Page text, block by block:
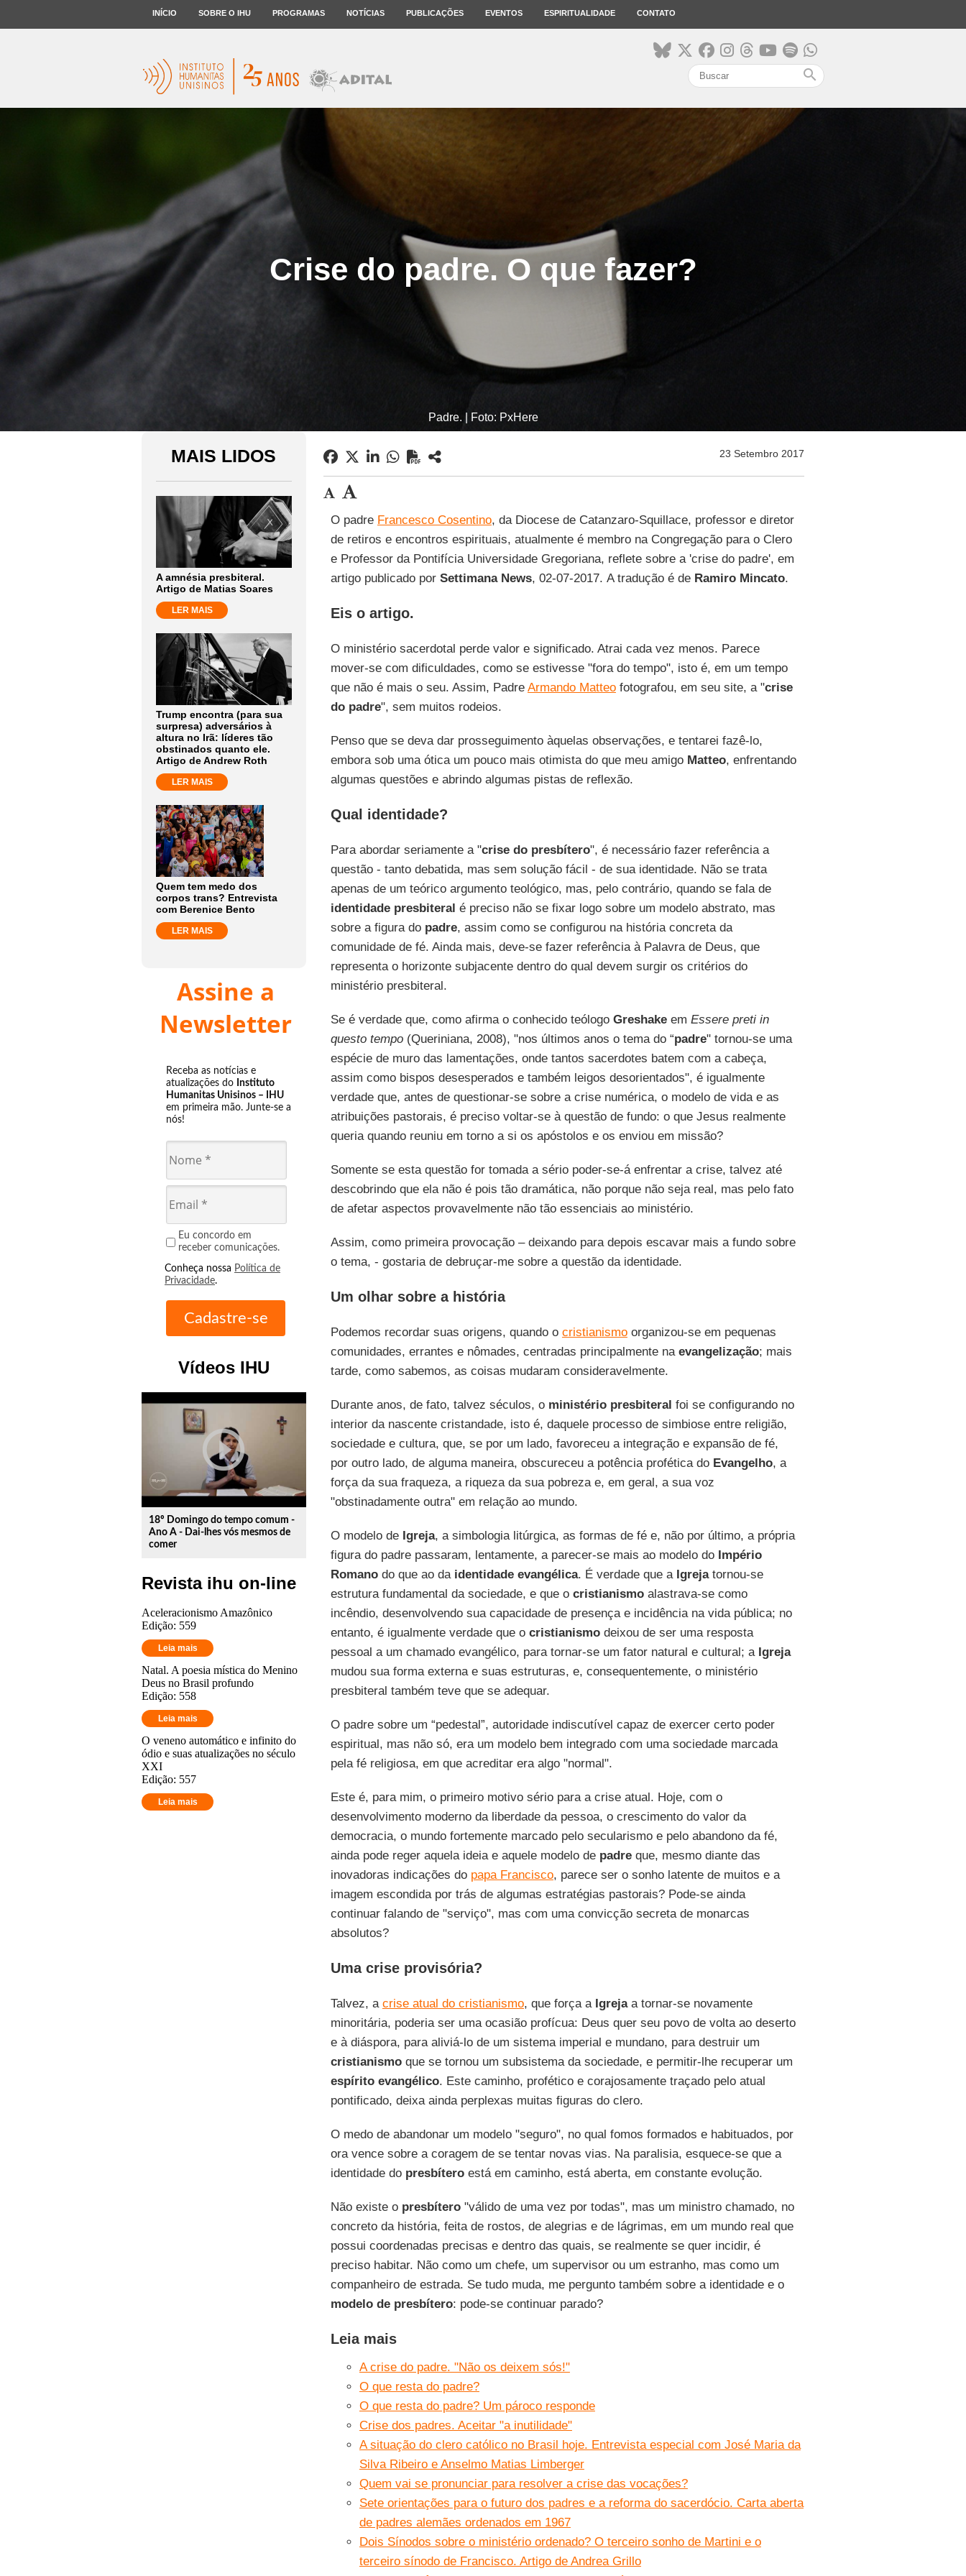
INÍCIO SOBRE O IHU PROGRAMAS NOTÍCIAS PUBLICAÇÕES EVENTOS ESPIRITUALIDADE CONTATO
search
Crise do padre. O que fazer?
Padre. | Foto: PxHere
MAIS LIDOS
A amnésia presbiteral.
Artigo de Matias Soares
LER MAIS
Trump encontra (para sua
surpresa) adversários à
altura no Irã: líderes tão
obstinados quanto ele.
Artigo de Andrew Roth
LER MAIS
Quem tem medo dos
corpos trans? Entrevista
com Berenice Bento
LER MAIS
Assine a
Newsletter
Receba as notícias e
atualizações do Instituto
Humanitas Unisinos – IHU
em primeira mão. Junte-se a
nós!
Eu concordo em
receber comunicações.
Conheça nossa Política de
Privacidade.
Vídeos IHU
play_circle_outline
18º Domingo do tempo comum -
Ano A - Dai-lhes vós mesmos de
comer
Revista ihu on-line
Aceleracionismo Amazônico
Edição: 559
Leia mais
Natal. A poesia mística do Menino
Deus no Brasil profundo
Edição: 558
Leia mais
O veneno automático e infinito do
ódio e suas atualizações no século
XXI
Edição: 557
Leia mais
23 Setembro 2017
O padre Francesco Cosentino, da Diocese de Catanzaro-Squillace, professor e diretor
de retiros e encontros espirituais, atualmente é membro na Congregação para o Clero
e Professor da Pontifícia Universidade Gregoriana, reflete sobre a 'crise do padre', em
artigo publicado por Settimana News, 02-07-2017. A tradução é de Ramiro Mincato.
Eis o artigo.
O ministério sacerdotal perde valor e significado. Atrai cada vez menos. Parece
mover-se com dificuldades, como se estivesse "fora do tempo", isto é, em um tempo
que não é mais o seu. Assim, Padre Armando Matteofotografou, em seu site, a "crise
do padre", sem muitos rodeios.
Penso que se deva dar prosseguimento àquelas observações, e tentarei fazê-lo,
embora sob uma ótica um pouco mais otimista do que meu amigo Matteo, enfrentando
algumas questões e abrindo algumas pistas de reflexão.
Qual identidade?
Para abordar seriamente a "crise do presbítero", é necessário fazer referência a
questão - tanto debatida, mas sem solução fácil - de sua identidade. Não se trata
apenas de um teórico argumento teológico, mas, pelo contrário, quando se fala de
identidade presbiteral é preciso não se fixar logo sobre um modelo abstrato, mas
sobre a figura do padre, assim como se configurou na história concreta da
comunidade de fé. Ainda mais, deve-se fazer referência à Palavra de Deus, que
representa o horizonte subjacente dentro do qual devem surgir os critérios do
ministério presbiteral.
Se é verdade que, como afirma o conhecido teólogo Greshakeem Essere preti in
questo tempo(Queriniana, 2008), "nos últimos anos o tema do “padre" tornou-se uma
espécie de muro das lamentações, onde tantos sacerdotes batem com a cabeça,
assim como bispos desesperados e também leigos desorientados", é igualmente
verdade que, antes de questionar-se sobre a crise numérica, o modelo de vida e as
atribuições pastorais, é preciso voltar-se à questão de fundo: o que Jesus realmente
queria quando reuniu em torno a si os apóstolos e os enviou em missão?
Somente se esta questão for tomada a sério poder-se-á enfrentar a crise, talvez até
descobrindo que ela não é pois tão dramática, não porque não seja real, mas pelo fato
de afetar aspectos provavelmente não tão essenciais ao ministério.
Assim, como primeira provocação – deixando para depois escavar mais a fundo sobre
o tema, - gostaria de debruçar-me sobre a questão da identidade.
Um olhar sobre a história
Podemos recordar suas origens, quando o cristianismoorganizou-se em pequenas
comunidades, errantes e nômades, centradas principalmente na evangelização; mais
tarde, como sabemos, as coisas mudaram consideravelmente.
Durante anos, de fato, talvez séculos, o ministério presbiteral foi se configurando no
interior da nascente cristandade, isto é, daquele processo de simbiose entre religião,
sociedade e cultura, que, se por um lado, favoreceu a integração e expansão de fé,
por outro lado, de alguma maneira, obscureceu a potência profética do Evangelho, a
força da sua fraqueza, a riqueza da sua pobreza e, em geral, a sua voz
"obstinadamente outra" em relação ao mundo.
O modelo de Igreja, a simbologia litúrgica, as formas de fé e, não por último, a própria
figura do padre passaram, lentamente, a parecer-se mais ao modelo do Império
Romanodo que ao da identidade evangélica. É verdade que a Igrejatornou-se
estrutura fundamental da sociedade, e que o cristianismoalastrava-se como
incêndio, desenvolvendo sua capacidade de presença e incidência na vida pública; no
entanto, é igualmente verdade que o cristianismodeixou de ser uma resposta
pessoal a um chamado evangélico, para tornar-se um fator natural e cultural; a Igreja
mudou sua forma externa e suas estruturas, e, consequentemente, o ministério
presbiteral também teve que se adequar.
O padre sobre um “pedestal”, autoridade indiscutível capaz de exercer certo poder
espiritual, mas não só, era um modelo bem integrado com uma sociedade marcada
pela fé religiosa, em que acreditar era algo "normal".
Este é, para mim, o primeiro motivo sério para a crise atual. Hoje, com o
desenvolvimento moderno da liberdade da pessoa, o crescimento do valor da
democracia, o mundo fortemente marcado pelo secularismo e pelo abandono da fé,
ainda pode reger aquela ideia e aquele modelo de padreque, mesmo diante das
inovadoras indicações do papa Francisco, parece ser o sonho latente de muitos e a
imagem escondida por trás de algumas estratégias pastorais? Pode-se ainda
continuar falando de "serviço", mas com uma convicção secreta de monarcas
absolutos?
Uma crise provisória?
Talvez, a crise atual do cristianismo, que força a Igrejaa tornar-se novamente
minoritária, poderia ser uma ocasião profícua: Deus quer seu povo de volta ao deserto
e à diáspora, para aliviá-lo de um sistema imperial e mundano, para destruir um
cristianismoque se tornou um subsistema da sociedade, e permitir-lhe recuperar um
espírito evangélico. Este caminho, profético e corajosamente traçado pelo atual
pontificado, deixa ainda perplexas muitas figuras do clero.
O medo de abandonar um modelo "seguro", no qual fomos formados e habituados, por
ora vence sobre a coragem de se tentar novas vias. Na paralisia, esquece-se que a
identidade do presbíteroestá em caminho, está aberta, em constante evolução.
Não existe o presbítero"válido de uma vez por todas", mas um ministro chamado, no
concreto da história, feita de rostos, de alegrias e de lágrimas, em um mundo real que
possui coordenadas precisas e dentro das quais, se realmente se quer incidir, é
preciso habitar. Não como um chefe, um supervisor ou um estranho, mas como um
companheiro de estrada. Se tudo muda, me pergunto também sobre a identidade e o
modelo de presbítero: pode-se continuar parado?
Leia mais
A crise do padre. "Não os deixem sós!"
O que resta do padre?
O que resta do padre? Um pároco responde
Crise dos padres. Aceitar "a inutilidade"
A situação do clero católico no Brasil hoje. Entrevista especial com José Maria da
Silva Ribeiro e Anselmo Matias Limberger
Quem vai se pronunciar para resolver a crise das vocações?
Sete orientações para o futuro dos padres e a reforma do sacerdócio. Carta aberta
de padres alemães ordenados em 1967
Dois Sínodos sobre o ministério ordenado? O terceiro sonho de Martini e o
terceiro sínodo de Francisco. Artigo de Andrea Grillo